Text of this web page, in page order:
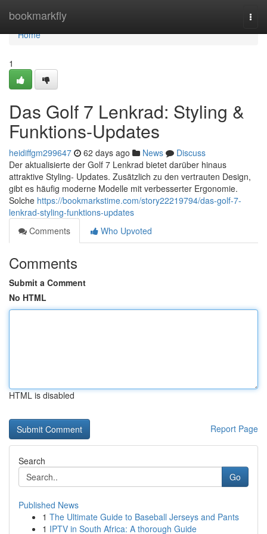
bookmarkfly
Home
Home
1
Das Golf 7 Lenkrad: Styling &
Funktions-Updates
heidiffgm299647 62 days ago News
Discuss
Der aktualisierte der Golf 7 Lenkrad bietet darüber hinaus
attraktive Styling- Updates. Zusätzlich zu den vertrauten Design,
gibt es häufig moderne Modelle mit verbesserter Ergonomie.
Solche https://bookmarkstime.com/story22219794/das-golf-7-
lenkrad-styling-funktions-updates
Comments
Who Upvoted
Comments
Submit a Comment
No HTML
HTML is disabled
Report Page
Search
Go
Published News
1 The Ultimate Guide to Baseball Jerseys and Pants
1 IPTV in South Africa: A thorough Guide